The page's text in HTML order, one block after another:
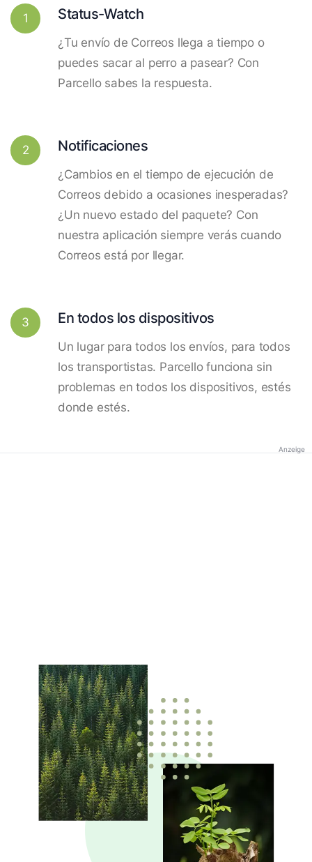
1 Status-Watch
¿Tu envío de Correos llega a tiempo o
puedes sacar al perro a pasear? Con
Parcello sabes la respuesta.
2 Notificaciones
¿Cambios en el tiempo de ejecución de
Correos debido a ocasiones inesperadas?
¿Un nuevo estado del paquete? Con
nuestra aplicación siempre verás cuando
Correos está por llegar.
3 En todos los dispositivos
Un lugar para todos los envíos, para todos
los transportistas. Parcello funciona sin
problemas en todos los dispositivos, estés
donde estés.
Anzeige